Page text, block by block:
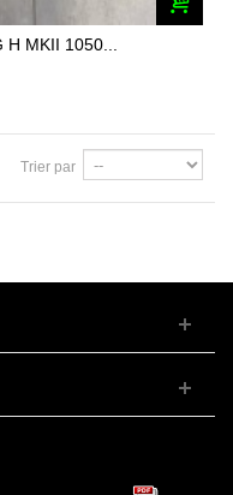
H MKII 1050...
Trier par